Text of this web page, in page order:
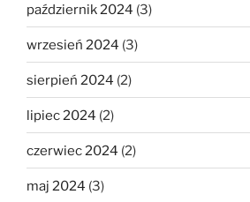
październik 2024 (3)
wrzesień 2024 (3)
sierpień 2024 (2)
lipiec 2024 (2)
czerwiec 2024 (2)
maj 2024 (3)